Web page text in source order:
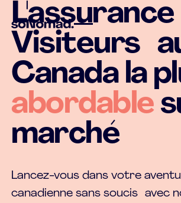
L'assurance
Visiteurs
Canada la
abordable
marché
Lancez-vous dans votre
canadienne sans soucis avec